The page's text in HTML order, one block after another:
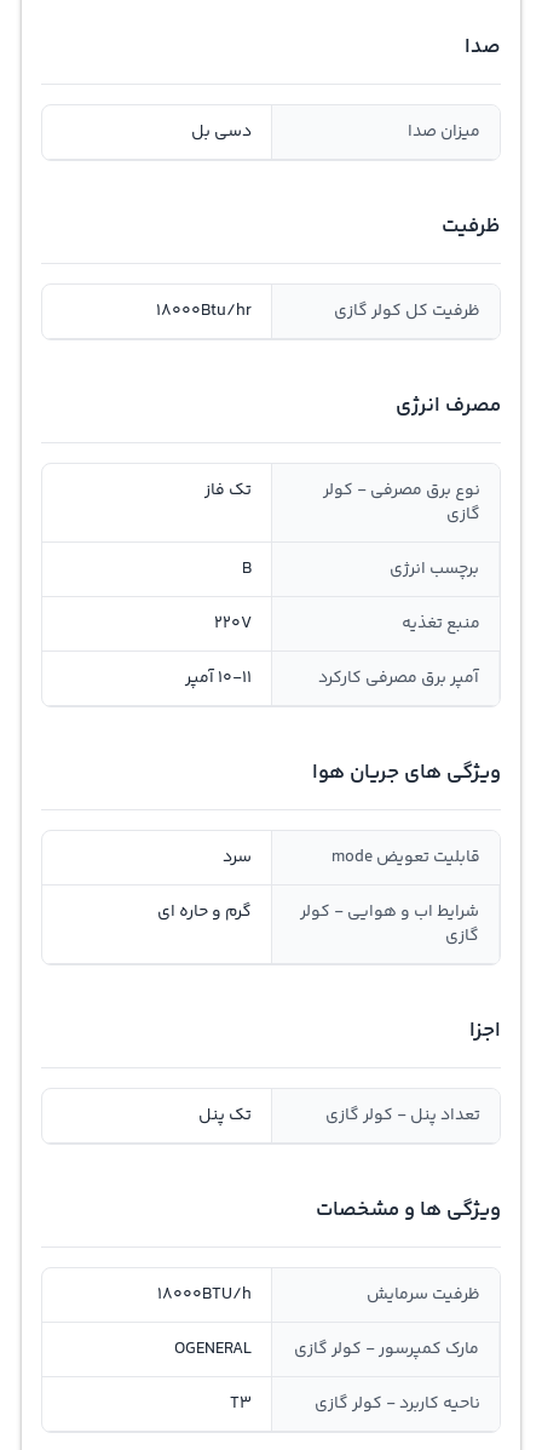
صدا
میزان صدا دسی بل
ظرفیت
ظرفیت کل کولر گازی 18000Btu/hr
مصرف انرژی
نوع برق مصرفی - کولر
گازی
تک فاز
برچسب انرژی B
منبع تغذیه 220V
آمپر برق مصرفی کارکرد 10-11 آمپر
ویژگی های جریان هوا
قابلیت تعویض mode سرد
شرایط اب و هوایی - کولر
گازی
گرم و حاره ای
اجزا
تعداد پنل - کولر گازی تک پنل
ویژگی ها و مشخصات
ظرفيت سرمايش 18000BTU/h
مارک کمپرسور - کولر گازی OGENERAL
ناحیه کاربرد - کولر گازی T3